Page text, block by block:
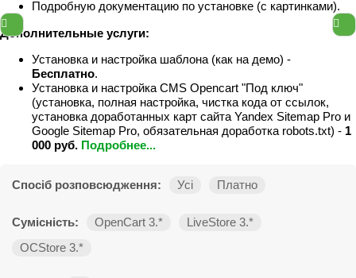
Подробную документацию по установке (с картинками).
Дополнительные услуги:
Установка и настройка шаблона (как на демо) -
Бесплатно.
Установка и настройка CMS Opencart "Под ключ"
(установка, полная настройка, чистка кода от ссылок,
установка доработанных карт сайта Yandex Sitemap Pro и
Google Sitemap Pro, обязательная доработка robots.txt) - 1
000 руб. Подробнее...
Спосіб розповсюдження: Усі Платно
Сумісність: OpenCart 3.*
LiveStore 3.*
OCStore 3.*